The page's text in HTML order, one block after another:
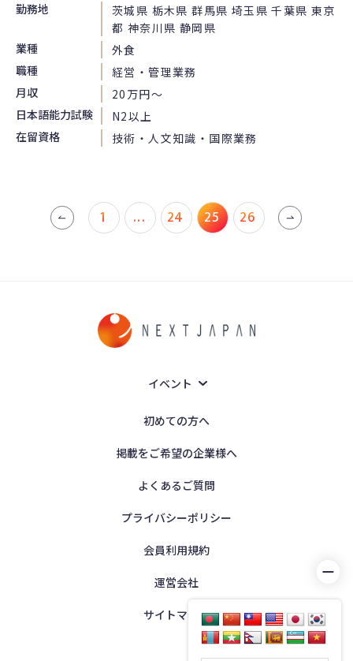
勤務地
茨城県 栃木県 群馬県 埼玉県 千葉県 東京
都 神奈川県 静岡県
業種
外食
職種
経営・管理業務
月収
20万円〜
日本語能力試験
N2以上
在留資格
技術・人文知識・国際業務
1 ... 24 25 26
イベント
初めての方へ
掲載をご希望の企業様へ
よくあるご質問
プライバシーポリシー
会員利用規約
運営会社
サイトマップ